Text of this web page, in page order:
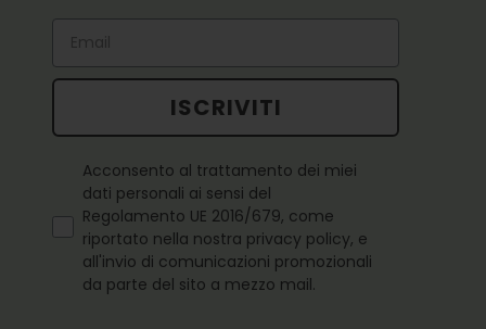
ISCRIVITI
Questo campo è obbligatorio
Acconsento al trattamento dei miei
dati personali ai sensi del
Regolamento UE 2016/679, come
riportato nella nostra privacy policy, e
all'invio di comunicazioni promozionali
da parte del sito a mezzo mail.